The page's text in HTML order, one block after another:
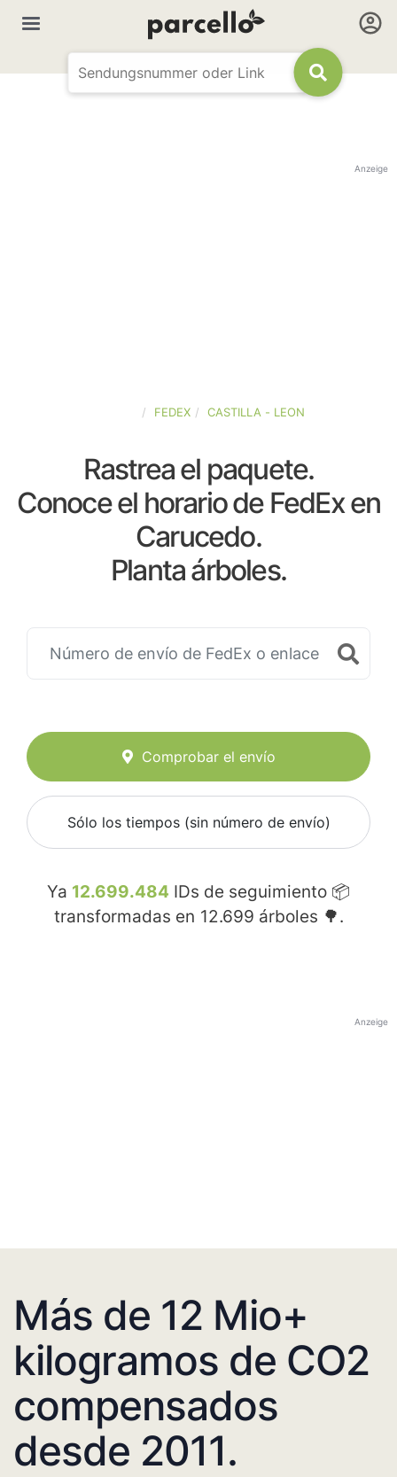
Anzeige
FEDEX CASTILLA - LEON
Rastrea el paquete.
Conoce el horario de FedEx en
Carucedo.
Planta árboles.
Comprobar el envío
Sólo los tiempos (sin número de envío)
Ya 12.699.484 IDs de seguimiento 📦
transformadas en 12.699 árboles 🌳.
Anzeige
Más de 12 Mio+
kilogramos de CO2
compensados
desde 2011.